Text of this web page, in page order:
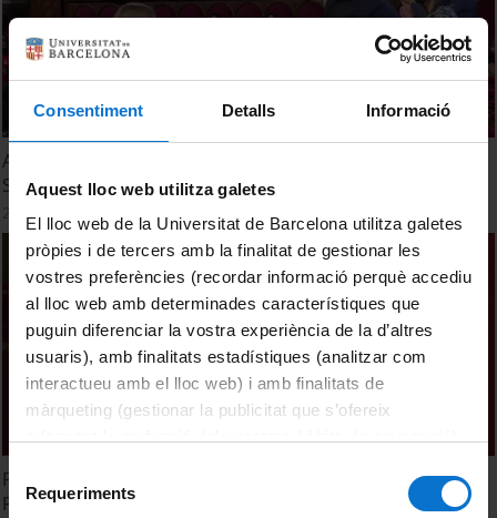
Consentiment Detalls Informació
Aquest lloc web utilitza galetes
El lloc web de la Universitat de Barcelona utilitza galetes
pròpies i de tercers amb la finalitat de gestionar les
vostres preferències (recordar informació perquè accediu
al lloc web amb determinades característiques que
puguin diferenciar la vostra experiència de la d’altres
usuaris), amb finalitats estadístiques (analitzar com
interactueu amb el lloc web) i amb finalitats de
màrqueting (gestionar la publicitat que s’ofereix
consultar laPolítica de galetes del lloc web de la
Selecció
de Requeriments
Acte de Graduació. Grau de Dret. Promoció 2020-2021.
Sessió 25 de Novembre
26 October, 2021
Facultat de Dret. Acte de Graduació. Grau en Dret.
Promoció 2016-2020. Sessió 13 de desembre de 2021